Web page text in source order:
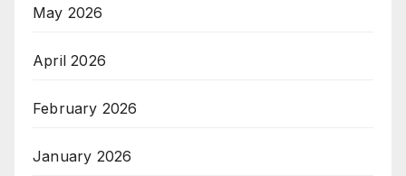
May 2026
April 2026
February 2026
January 2026